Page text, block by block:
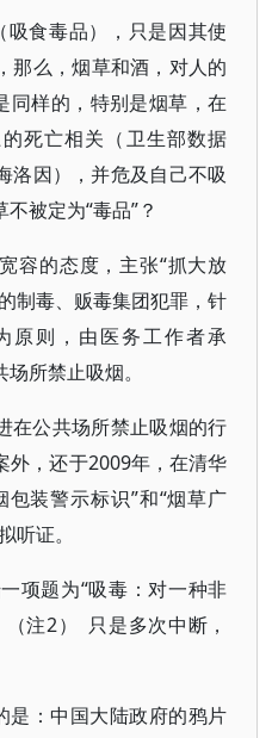
食毒品），只是因其使
那么，烟草和酒，对人的
同样的，特别是烟草，在
死亡相关（卫生部数据
因），并危及自己不吸
被定为“毒品”？
容的态度，主张“抓大放
制毒、贩毒集团犯罪，针
原则，由医务工作者承
所禁止吸烟。
在公共场所禁止吸烟的行
外，还于2009年，在清华
装警示标识”和“烟草广
听证。
项题为“吸毒：对一种非
注2） 只是多次中断，
是：中国大陆政府的鸦片